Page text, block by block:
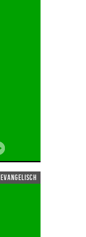
evangelisch